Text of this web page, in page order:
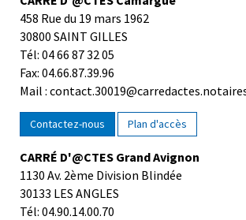
458 Rue du 19 mars 1962
30800 SAINT GILLES
Tél: 04 66 87 32 05
Fax: 04.66.87.39.96
Mail :
Contactez-nous Plan d'accès
CARRÉ D'@CTES Grand Avignon
1130 Av. 2ème Division Blindée
30133 LES ANGLES
Tél: 04.90.14.00.70